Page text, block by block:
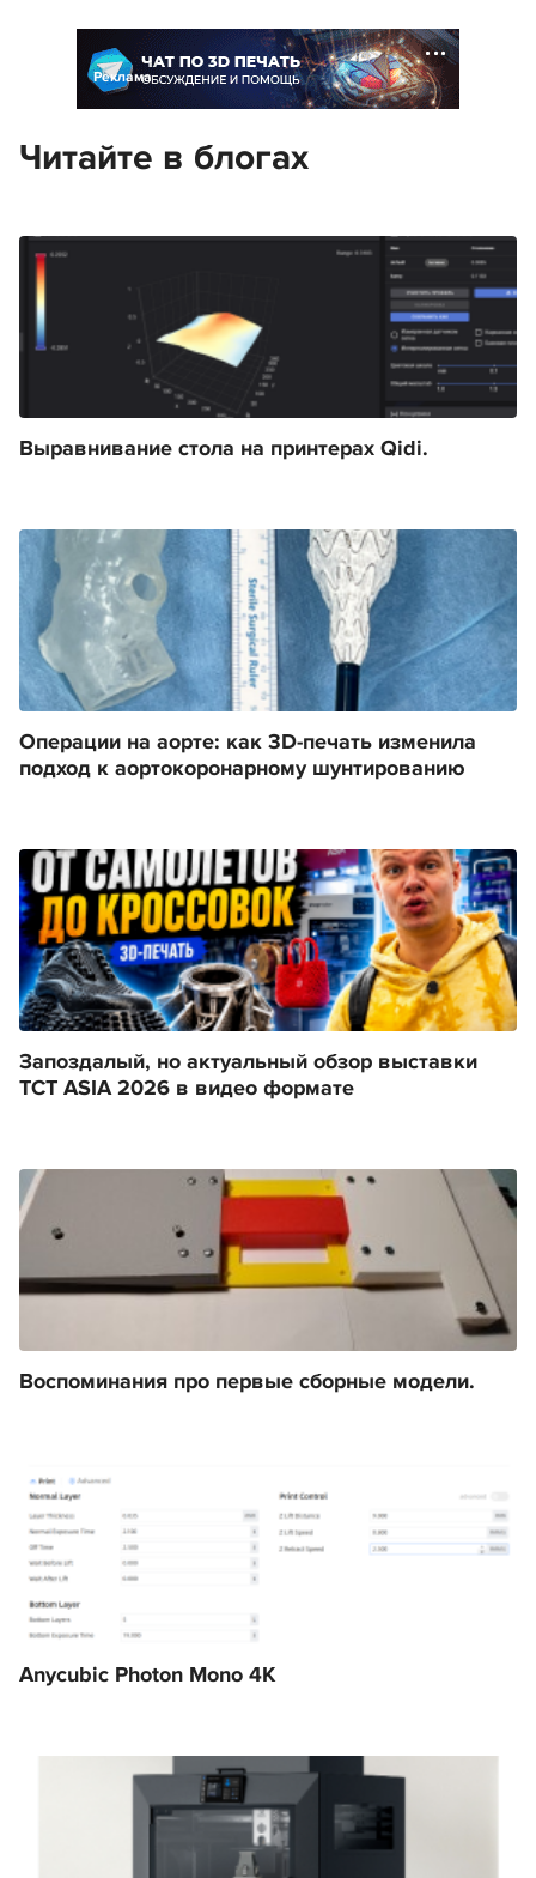
Реклама
Читайте в блогах
Выравнивание стола на принтерах Qidi.
Операции на аорте: как 3D-печать изменила
подход к аортокоронарному шунтированию
Запоздалый, но актуальный обзор выставки
TCT ASIA 2026 в видео формате
Воспоминания про первые сборные модели.
Anycubic Photon Mono 4K